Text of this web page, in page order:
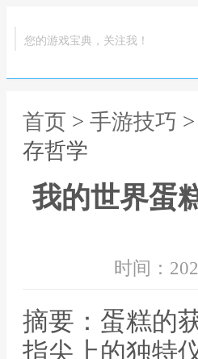
您的游戏宝典，关注我！
首页 > 手游技巧
存哲学
我的世界蛋
时间：
摘要：蛋糕的
指尖上的独特